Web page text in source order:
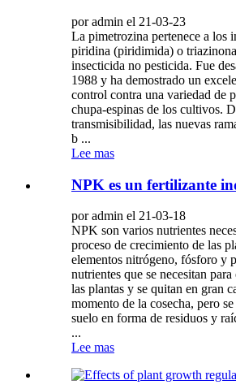
por admin el 21-03-23
La pimetrozina pertenece a los
piridina (piridimida) o
insecticida no pesticida. Fue
1988 y ha demostrado un
control contra una variedad de
chupa-espinas de los cultivos.
transmisibilidad, las nuevas
b ...
Lee mas
NPK es un fertilizante
por admin el 21-03-18
NPK son varios nutrientes
proceso de crecimiento de las
elementos nitrógeno, fósforo y
nutrientes que se necesitan
las plantas y se quitan en gran
momento de la cosecha, pero
suelo en forma de residuos y
...
Lee mas